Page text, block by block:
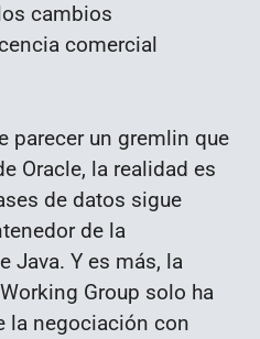
cambios
comercial
parecer un gremlin que
Oracle, la realidad es
de datos sigue
de la
Java. Y es más, la
Group solo ha
la negociación con